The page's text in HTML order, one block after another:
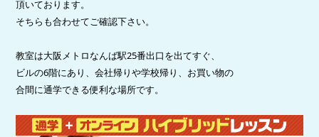
頂いております。
そちらも合わせてご確認下さい。
教室は大阪メトロなんば駅25番出口を出てすぐ、
ビルの6階にあり、会社帰りや学校帰り、お買い物の
合間に通学できる便利な場所です。